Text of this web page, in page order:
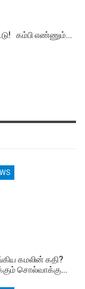
கம்பி எண்ணும்…
கமலின் கதி?
சொல்வாக்கு…